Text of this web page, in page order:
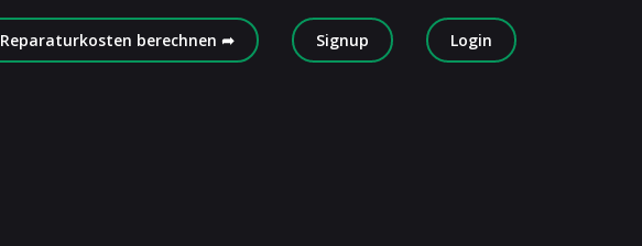
Reparaturkosten berechnen ➦ Signup Login